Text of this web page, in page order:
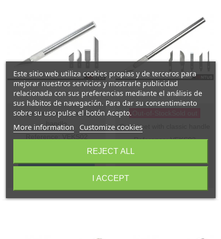
Cutter set medium weight
handle
Cutter set with classic handle
Reference: VEKS03
Este sitio web utiliza cookies propias y de terceros para
mejorar nuestros servicios y mostrarle publicidad
relacionada con sus preferencias mediante el análisis de
sus hábitos de navegación. Para dar su consentimiento
sobre su uso pulse el botón Acepto.
More information Customize cookies
REJECT ALL
I ACCEPT